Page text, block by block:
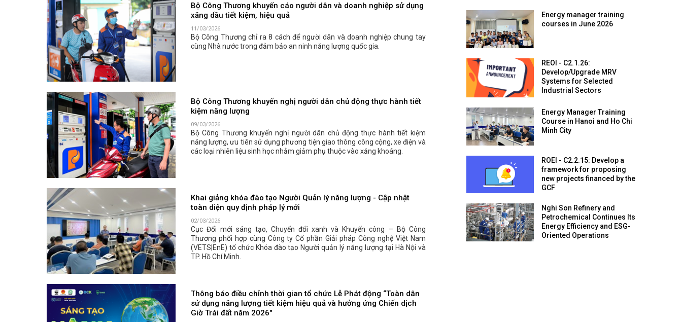
Bộ Công Thương khuyến cáo người dân và doanh nghiệp sử dụng
xăng dầu tiết kiệm, hiệu quả
11/03/2026
Bộ Công Thương chỉ ra 8 cách để người dân và doanh nghiệp chung tay
cùng Nhà nước trong đảm bảo an ninh năng lượng quốc gia.
Bộ Công Thương khuyến nghị người dân chủ động thực hành tiết
kiệm năng lượng
09/03/2026
Bộ Công Thương khuyến nghị người dân chủ động thực hành tiết kiệm
năng lượng, ưu tiên sử dụng phương tiện giao thông công cộng, xe điện và
các loại nhiên liệu sinh học nhằm giảm phụ thuộc vào xăng khoáng.
Khai giảng khóa đào tạo Người Quản lý năng lượng - Cập nhật
toàn diện quy định pháp lý mới
02/03/2026
Cục Đổi mới sáng tạo, Chuyển đổi xanh và Khuyến công – Bộ Công
Thương phối hợp cùng Công ty Cổ phần Giải pháp Công nghệ Việt Nam
(VETS|EnE) tổ chức Khóa đào tạo Người quản lý năng lượng tại Hà Nội và
TP. Hồ Chí Minh.
Thông báo điều chỉnh thời gian tổ chức Lễ Phát động “Toàn dân
sử dụng năng lượng tiết kiệm hiệu quả và hưởng ứng Chiến dịch
Giờ Trái đất năm 2026"
Energy manager training
courses in June 2026
REOI - C2.1.26:
Develop/Upgrade MRV
Systems for Selected
Industrial Sectors
Energy Manager Training
Course in Hanoi and Ho Chi
Minh City
ROEI - C2.2.15: Develop a
framework for proposing
new projects financed by the
GCF
Nghi Son Refinery and
Petrochemical Continues Its
Energy Efficiency and ESG-
Oriented Operations